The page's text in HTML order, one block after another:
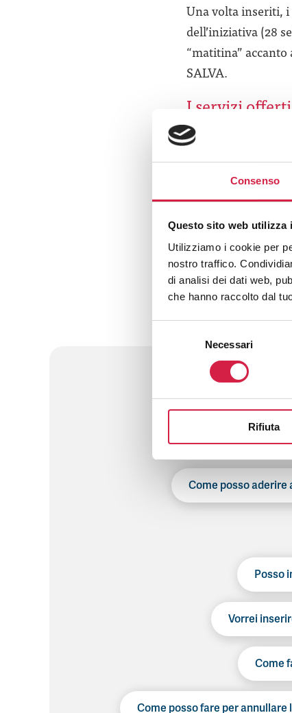
Consenso
Questo sito web utilizza
Utilizziamo i cookie per
nostro traffico.
di analisi dei dati web,
che hanno raccolto dal
Necessari
Rifiuta
Una volta inseriti,
dell’iniziativa (28
“matitina”
SALVA.
I servizi
Download
Fac-simile
Come posso aderire
Posso
Vorrei
Come
Come posso fare per annullare